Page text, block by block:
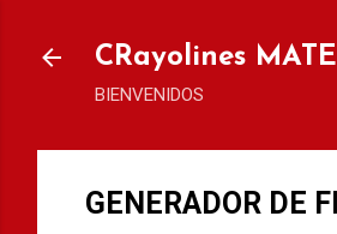
CRayolines
BIENVENIDOS
GENERADOR DE